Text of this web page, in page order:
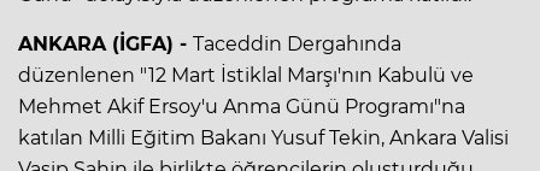
ANKARA (İGFA) - Taceddin Dergahında
düzenlenen "12 Mart İstiklal Marşı'nın Kabulü ve
Mehmet Akif Ersoy'u Anma Günü Programı"na
katılan Milli Eğitim Bakanı Yusuf Tekin, Ankara Valisi